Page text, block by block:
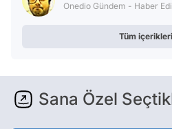
Onedio Gündem - Haber
Tüm içerikleri
Sana Özel